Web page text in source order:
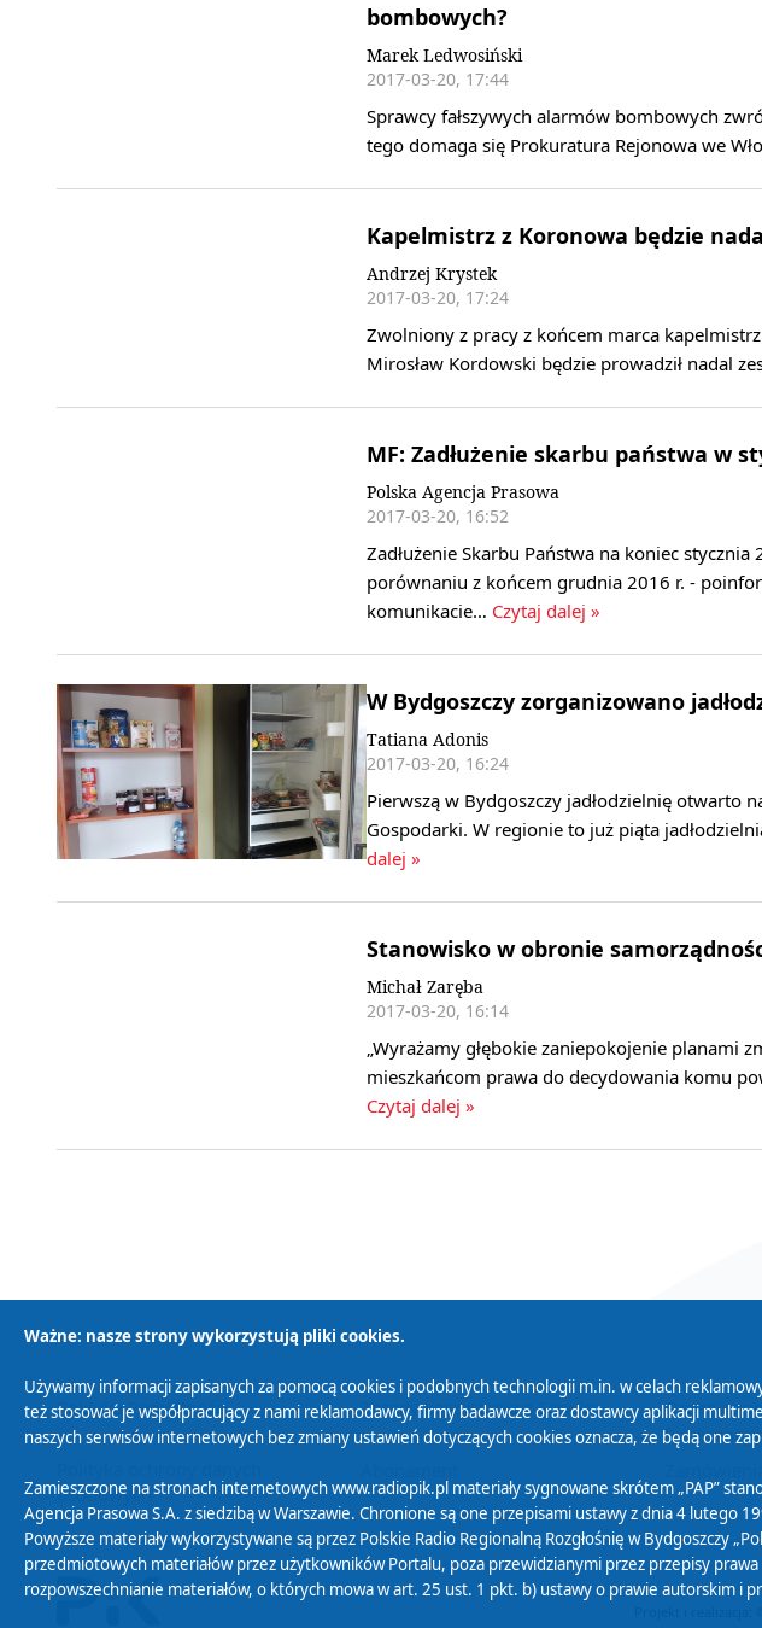
bombowych?
Marek Ledwosiński
2017-03-20, 17:44
Sprawcy fałszywych alarmów bombowych
tego domaga się Prokuratura Rejonowa we
Kapelmistrz z Koronowa będzie
Andrzej Krystek
2017-03-20, 17:24
Zwolniony z pracy z końcem marca
Mirosław Kordowski będzie prowadził nadal
MF: Zadłużenie skarbu państwa w
Polska Agencja Prasowa
2017-03-20, 16:52
Zadłużenie Skarbu Państwa na koniec
porównaniu z końcem grudnia 2016 r. -
komunikacie… Czytaj dalej »
W Bydgoszczy zorganizowano
Tatiana Adonis
2017-03-20, 16:24
Pierwszą w Bydgoszczy jadłodzielnię otwarto
Gospodarki. W regionie to już piąta
dalej »
Stanowisko w obronie
Michał Zaręba
2017-03-20, 16:14
„Wyrażamy głębokie zaniepokojenie planami
mieszkańcom prawa do decydowania komu
Czytaj dalej »
Polityka Prywatności Zasady korzystania z Serwisu
osobowych
Ważne: nasze strony wykorzystują pliki cookies.
Używamy informacji zapisanych za pomocą cookies i podobnych technologii m.in. w celach
też stosować je współpracujący z nami reklamodawcy, firmy badawcze oraz dostawcy aplikacji
naszych serwisów internetowych bez zmiany ustawień dotyczących cookies oznacza, że będą one
Zamieszczone na stronach internetowych www.radiopik.pl materiały sygnowane skrótem „PAP”
Agencja Prasowa S.A. z siedzibą w Warszawie. Chronione są one przepisami ustawy z dnia 4
Powyższe materiały wykorzystywane są przez Polskie Radio Regionalną Rozgłośnię w Bydgoszczy
przedmiotowych materiałów przez użytkowników Portalu, poza przewidzianymi przez przepisy
rozpowszechnianie materiałów, o których mowa w art. 25 ust. 1 pkt. b) ustawy o prawie autorskim i